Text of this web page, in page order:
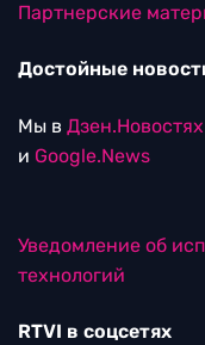
Партнерские
Достойные
Мы в Дзен.Новостях
и Google.News
Уведомление об
технологий
RTVI в соцсетях